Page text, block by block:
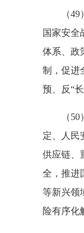
（
国家安全
体系、政
制，促进
预、反“
（
定、人民
供应链、
全，推进
等新兴领
险有序化